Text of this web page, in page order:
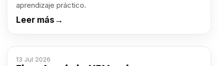
aprendizaje práctico.
Leer más→
13 Jul 2026